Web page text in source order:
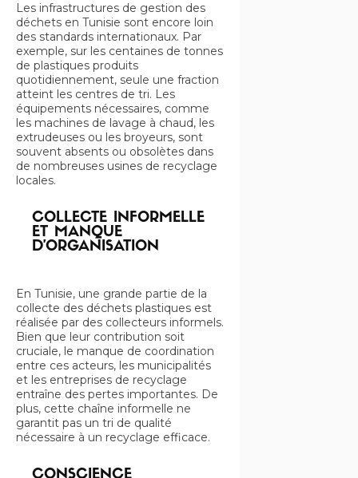
Les infrastructures de gestion des
déchets en Tunisie sont encore loin
des standards internationaux. Par
exemple, sur les centaines de tonnes
de plastiques produits
quotidiennement, seule une fraction
atteint les centres de tri. Les
équipements nécessaires, comme
les machines de lavage à chaud, les
extrudeuses ou les broyeurs, sont
souvent absents ou obsolètes dans
de nombreuses usines de recyclage
locales.
COLLECTE INFORMELLE
ET MANQUE
D’ORGANISATION
En Tunisie, une grande partie de la
collecte des déchets plastiques est
réalisée par des collecteurs informels.
Bien que leur contribution soit
cruciale, le manque de coordination
entre ces acteurs, les municipalités
et les entreprises de recyclage
entraîne des pertes importantes. De
plus, cette chaîne informelle ne
garantit pas un tri de qualité
nécessaire à un recyclage efficace.